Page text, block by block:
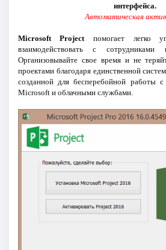
интерфейса.
Автоматическая
Microsoft Project помогает легко
взаимодействовать с сотрудниками
Организовывайте свое время и не
проектами благодаря единственной
созданной для бесперебойной работы
Microsoft и облачными службами.